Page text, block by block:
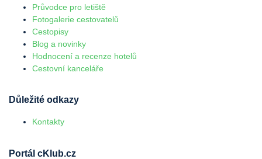
Průvodce pro letiště
Fotogalerie cestovatelů
Cestopisy
Blog a novinky
Hodnocení a recenze hotelů
Cestovní kanceláře
Důležité odkazy
Kontakty
Portál cKlub.cz